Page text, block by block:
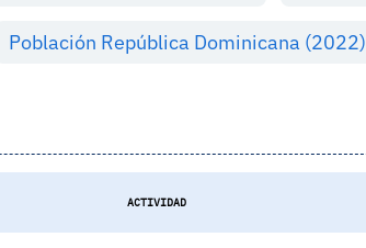
Población República Dominicana
ACTIVIDAD